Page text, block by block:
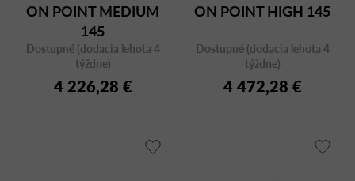
ON POINT MEDIUM
145
Dostupné (dodacia lehota 4
týždne)
4 226,28 €
ON POINT HIGH 145
Dostupné (dodacia lehota 4
týždne)
4 472,28 €